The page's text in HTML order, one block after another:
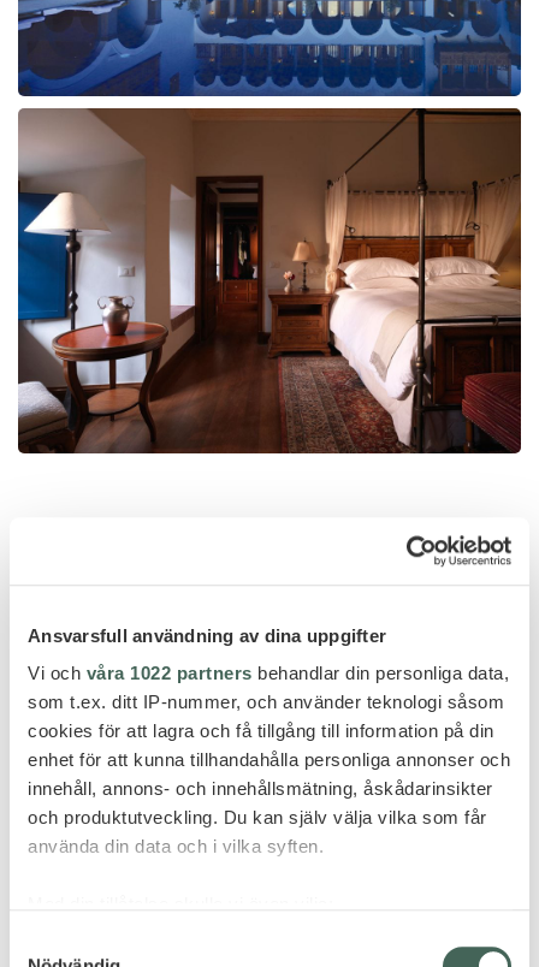
Ansvarsfull användning av dina uppgifter
Vi och våra 1022 partners behandlar din personliga data,
som t.ex. ditt IP-nummer, och använder teknologi såsom
cookies för att lagra och få tillgång till information på din
enhet för att kunna tillhandahålla personliga annonser och
innehåll, annons- och innehållsmätning, åskådarinsikter
och produktutveckling. Du kan själv välja vilka som får
använda din data och i vilka syften.
FLERE HOTELLER - PERU